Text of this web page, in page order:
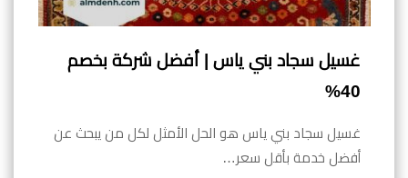
غسيل سجاد بني ياس | أفضل شركة بخصم
40%
غسيل سجاد بني ياس هو الحل الأمثل لكل من يبحث عن
أفضل خدمة بأقل سعر…